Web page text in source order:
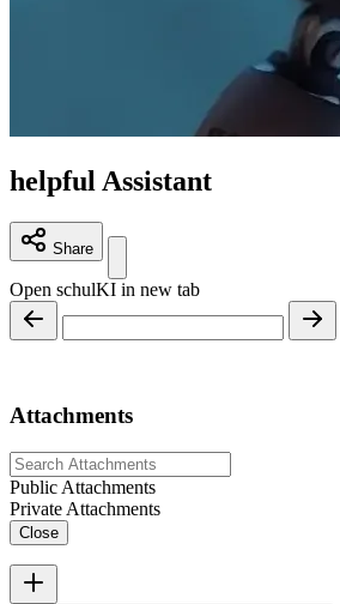
helpful Assistant
Share
Open schulKI in new tab
Attachments
Public Attachments
Private Attachments
Close